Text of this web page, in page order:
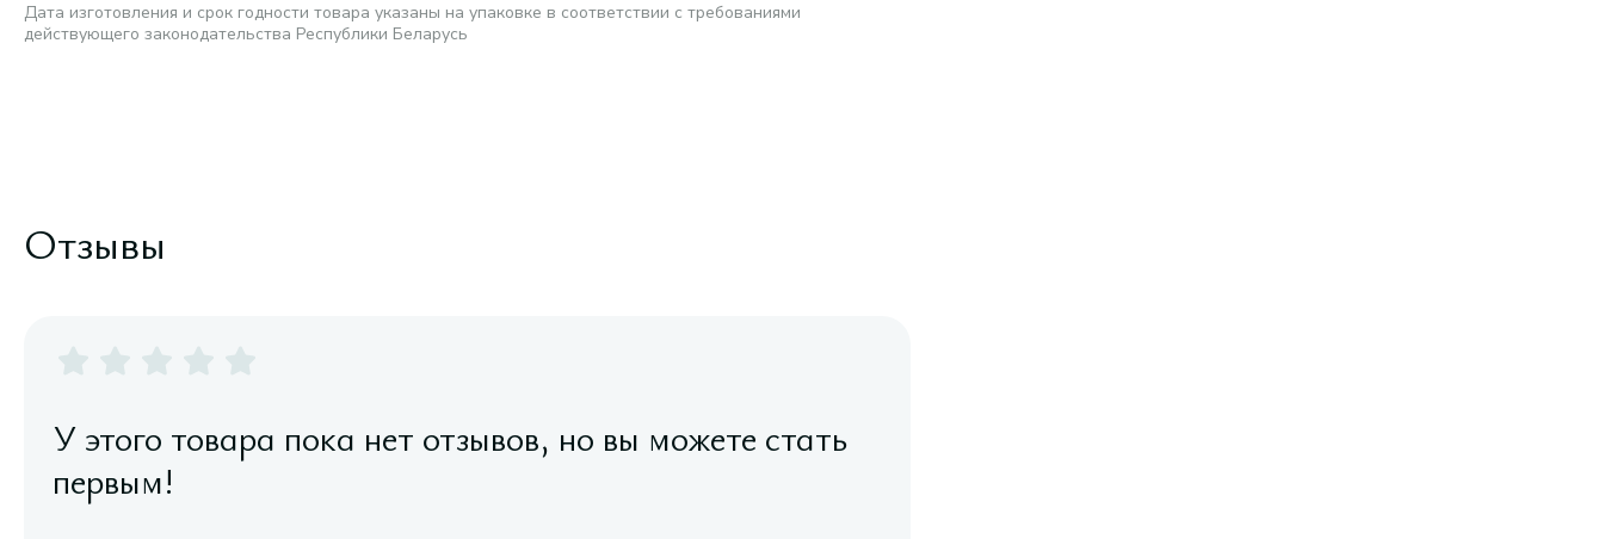
Дата изготовления и срок годности товара указаны на упаковке в соответствии с требованиями
действующего законодательства Республики Беларусь
Отзывы
У этого товара пока нет отзывов, но вы можете стать
первым!